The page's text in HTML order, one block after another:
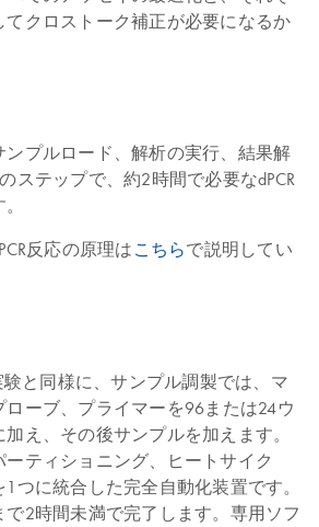
クロストーク補正が必要になるか
ンプルロード、解析の実行、結果解
ステップで、約2時間で必要なdPCR
反応の原理は こちらで説明してい
験と同様に、サンプル調製では、マ
ーブ、プライマーを96または24ウ
え、その後サンプルを加えます。
ティショニング、ヒートサイク
つに統合した完全自動化装置です。
2時間未満で完了します。専用ソフ